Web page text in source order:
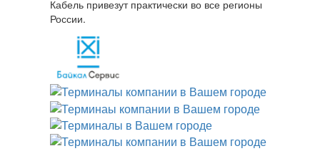
Кабель привезут практически во все регионы
России.